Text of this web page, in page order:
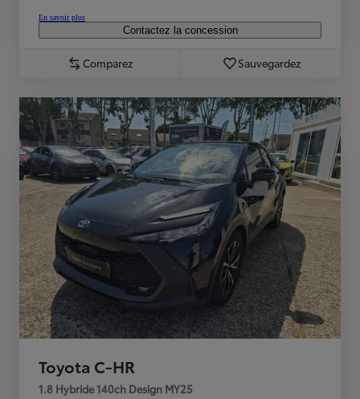
En savoir plus
Contactez la concession
Comparez Sauvegardez
Toyota C-HR
1.8 Hybride 140ch Design MY25